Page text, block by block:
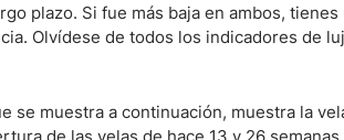
plazo. Si fue más baja en ambos,
Olvídese de todos los indicadores de
se muestra a continuación, muestra la